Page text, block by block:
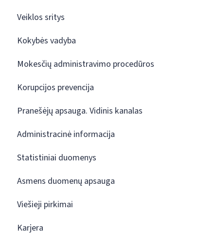
Veiklos sritys
Kokybės vadyba
Mokesčių administravimo procedūros
Korupcijos prevencija
Pranešėjų apsauga. Vidinis kanalas
Administracinė informacija
Statistiniai duomenys
Asmens duomenų apsauga
Viešieji pirkimai
Karjera